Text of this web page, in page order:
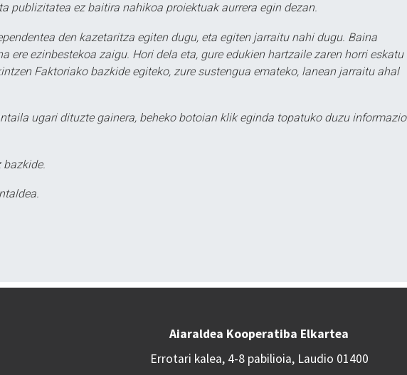
publizitatea ez baitira nahikoa proiektuak aurrera egin dezan.
den kazetaritza egiten dugu, eta egiten jarraitu nahi dugu. Baina
ere ezinbestekoa zaigu. Hori dela eta, gure edukien hartzaile zaren horri eskatu
Faktoriako bazkide egiteko, zure sustengua emateko, lanean jarraitu ahal
ugari dituzte gainera, beheko botoian klik eginda topatuko duzu informazio
bazkide.
Aiaraldea Kooperatiba Elkartea
Errotari kalea, 4-8 pabilioia, Laudio 01400